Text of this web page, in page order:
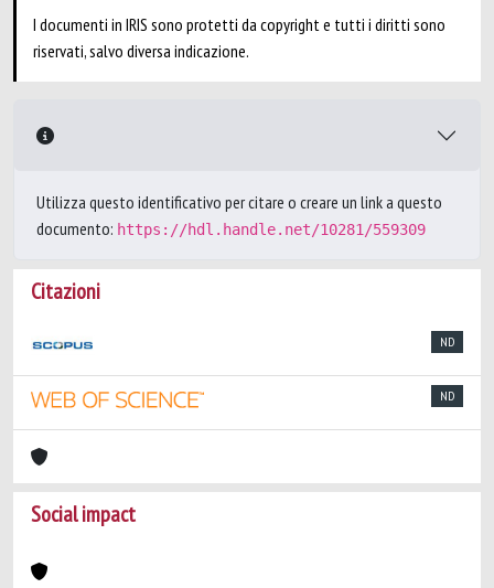
I documenti in IRIS sono protetti da copyright e tutti i diritti sono
riservati, salvo diversa indicazione.
Utilizza questo identificativo per citare o creare un link a questo
documento: https://hdl.handle.net/10281/559309
Citazioni
ND
ND
Social impact